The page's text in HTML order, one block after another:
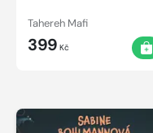
Tahereh Mafi
399 Kč